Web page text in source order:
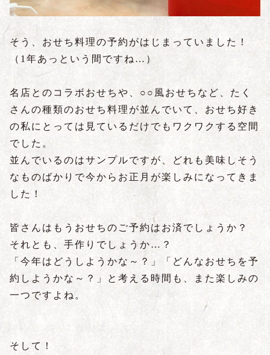
そう、おせち料理の予約がはじまっていました！
（1年あっという間ですね…）
名店とのコラボおせちや、○○風おせちなど、たく
さんの種類のおせち料理が並んでいて、おせち好き
の私にとっては見ているだけでもワクワクする空間
でした。
並んでいるのはサンプルですが、どれも美味しそう
なものばかりで今からお正月が楽しみになってきま
した！
皆さんはもうおせちのご予約はお済でしょうか？
それとも、手作りでしょうか…？
「今年はどうしようかな～？」「どんなおせちを予
約しようかな～？」と考える時間も、また楽しみの
一つですよね。
そして！